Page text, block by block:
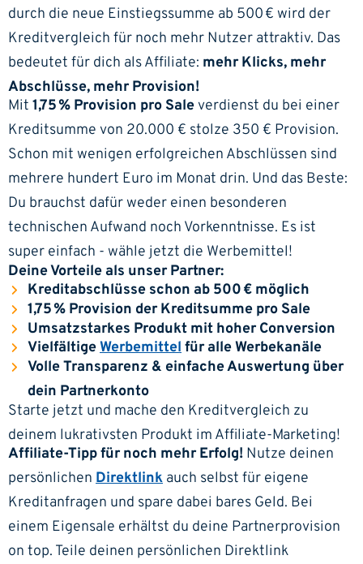
durch die neue Einstiegssumme ab 500 € wird der
Kreditvergleich für noch mehr Nutzer attraktiv. Das
bedeutet für dich als Affiliate: mehr Klicks, mehr
Abschlüsse, mehr Provision!
Mit 1,75 % Provision pro Sale verdienst du bei einer
Kreditsumme von 20.000 € stolze 350 € Provision.
Schon mit wenigen erfolgreichen Abschlüssen sind
mehrere hundert Euro im Monat drin. Und das Beste:
Du brauchst dafür weder einen besonderen
technischen Aufwand noch Vorkenntnisse. Es ist
super einfach - wähle jetzt die Werbemittel!
Deine Vorteile als unser Partner:
Kreditabschlüsse schon ab 500 € möglich
1,75 % Provision der Kreditsumme pro Sale
Umsatzstarkes Produkt mit hoher Conversion
VielfältigeWerbemittelfür alle Werbekanäle
Volle Transparenz & einfache Auswertung über
dein Partnerkonto
Starte jetzt und mache den Kreditvergleich zu
deinem lukrativsten Produkt im Affiliate-Marketing!
Affiliate-Tipp für noch mehr Erfolg! Nutze deinen
persönlichen Direktlink auch selbst für eigene
Kreditanfragen und spare dabei bares Geld. Bei
einem Eigensale erhältst du deine Partnerprovision
on top. Teile deinen persönlichen Direktlink